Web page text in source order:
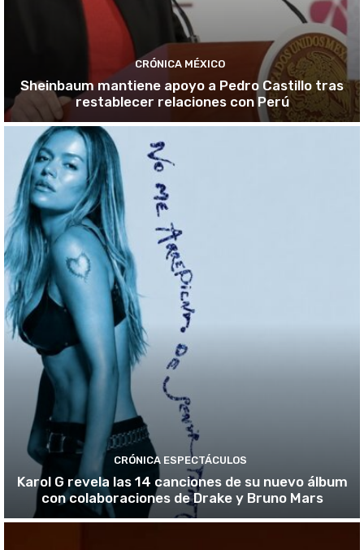
CRÓNICA MÉXICO
Sheinbaum mantiene apoyo a Pedro Castillo tras
restablecer relaciones con Perú
CRÓNICA ESPECTÁCULOS
Karol G revela las 14 canciones de su nuevo álbum
con colaboraciones de Drake y Bruno Mars